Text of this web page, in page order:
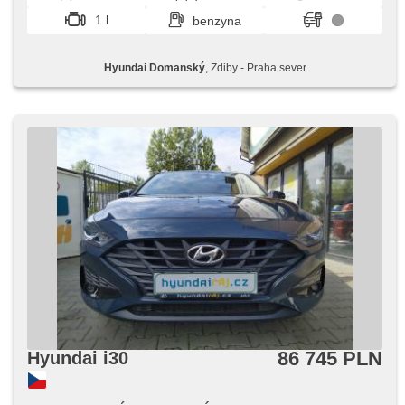
kierowcy, czujnik ciśnienia opon, reflektory LED, lampy
tylne LED, USB, podgrzewana przednia szyba,
1 l
benzyna
Hyundai Domanský, Zdiby - Praha sever
Hyundai i30 86 745 PLN